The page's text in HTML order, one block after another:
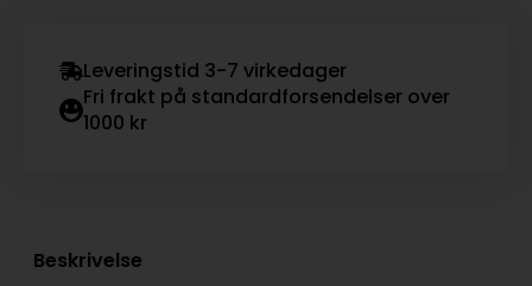
Leveringstid 3-7 virkedager
Fri frakt på standardforsendelser over
1000 kr
Beskrivelse